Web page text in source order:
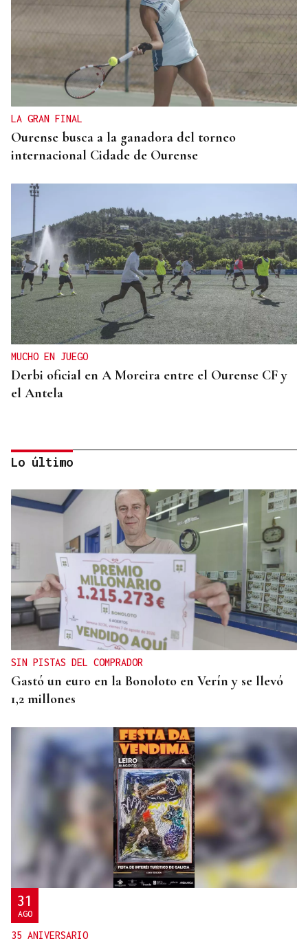
LA GRAN FINAL
Ourense busca a la ganadora del torneo
internacional Cidade de Ourense
MUCHO EN JUEGO
Derbi oficial en A Moreira entre el Ourense CF y
el Antela
DERROTA
Demasiado rival en Barreiro para la UD Ourense
(2-0)
Lo último
SIN PISTAS DEL COMPRADOR
Gastó un euro en la Bonoloto en Verín y se llevó
1,2 millones
31
AGO
35 ANIVERSARIO